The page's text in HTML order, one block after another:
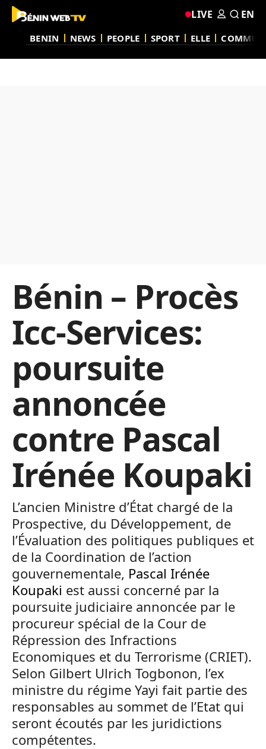
BENIN NEWS PEOPLE SPORT ELLE
LIVE EN
Bénin – Procès
Icc-Services:
poursuite
annoncée
contre Pascal
Irénée Koupaki
L’ancien Ministre d’État chargé de la
Prospective, du Développement, de
l’Évaluation des politiques publiques et
de la Coordination de l’action
gouvernementale, Pascal Irénée
Koupaki est aussi concerné par la
poursuite judiciaire annoncée par le
procureur spécial de la Cour de
Répression des Infractions
Economiques et du Terrorisme (CRIET).
Selon Gilbert Ulrich Togbonon, l’ex
ministre du régime Yayi fait partie des
responsables au sommet de l’Etat qui
seront écoutés par les juridictions
compétentes.